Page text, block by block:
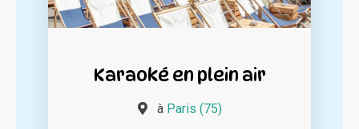
Karaoké en plein air
à Paris (75)